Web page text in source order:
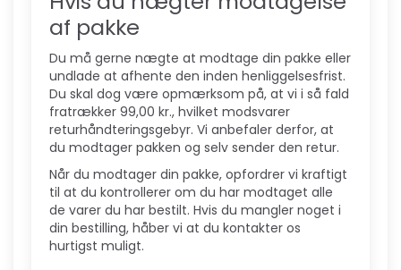
af pakke
Du må gerne nægte at modtage din pakke eller
undlade at afhente den inden henliggelsesfrist.
Du skal dog være opmærksom på, at vi i så fald
fratrækker 99,00 kr., hvilket modsvarer
returhåndteringsgebyr. Vi anbefaler derfor, at
du modtager pakken og selv sender den retur.
Når du modtager din pakke, opfordrer vi kraftigt
til at du kontrollerer om du har modtaget alle
de varer du har bestilt. Hvis du mangler noget i
din bestilling, håber vi at du kontakter os
hurtigst muligt.